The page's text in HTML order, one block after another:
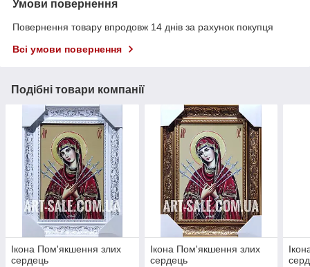
Умови повернення
Повернення товару впродовж 14 днів за рахунок покупця
Всі умови повернення
Подібні товари компанії
Ікона Пом'якшення злих
сердець
Ікона Пом'якшення злих
сердець